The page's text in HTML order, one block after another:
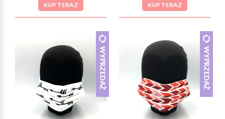
KUP TERAZ KUP TERAZ